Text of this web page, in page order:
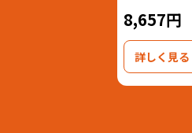
8,657円
詳しく見る